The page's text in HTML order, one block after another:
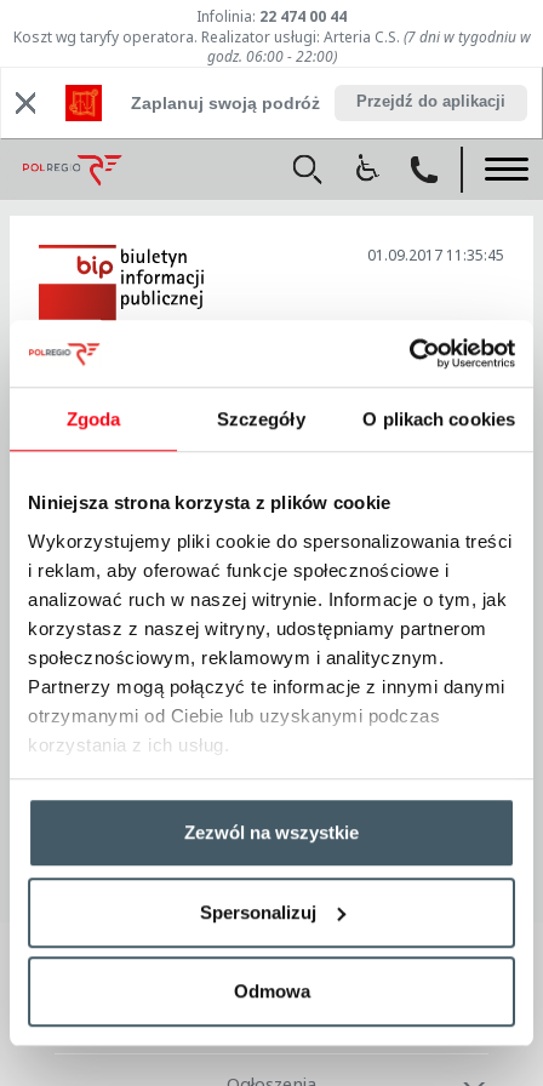
Zgoda Szczegóły O plikach cookies
Niniejsza strona korzysta z plików cookie
Wykorzystujemy pliki cookie do spersonalizowania treści
i reklam, aby oferować funkcje społecznościowe i
analizować ruch w naszej witrynie. Informacje o tym, jak
korzystasz z naszej witryny, udostępniamy partnerom
społecznościowym, reklamowym i analitycznym.
Partnerzy mogą połączyć te informacje z innymi danymi
otrzymanymi od Ciebie lub uzyskanymi podczas
korzystania z ich usług.
Zezwól na wszystkie
Spersonalizuj
Odmowa
Infolinia: 22 474 00 44
Koszt wg taryfy operatora. Realizator usługi: Arteria C.S. (7 dni w tygodniu w
godz. 06:00 - 22:00)
Zaplanuj swoją podróż Przejdź do aplikacji
01.09.2017 11:35:45
Przetargi
Zamówienia publiczne
Autor Informacji:Monika Bielecka
Redaktor Informacji w BIP:Andrzej Okoń
Utworzenie Informacji:01.09.2017
Udostępnienie Informacji w BIP:01.09.2017
Rejestr zmian dokumentu
Biuletyn Informacji Publicznej
O Firmie